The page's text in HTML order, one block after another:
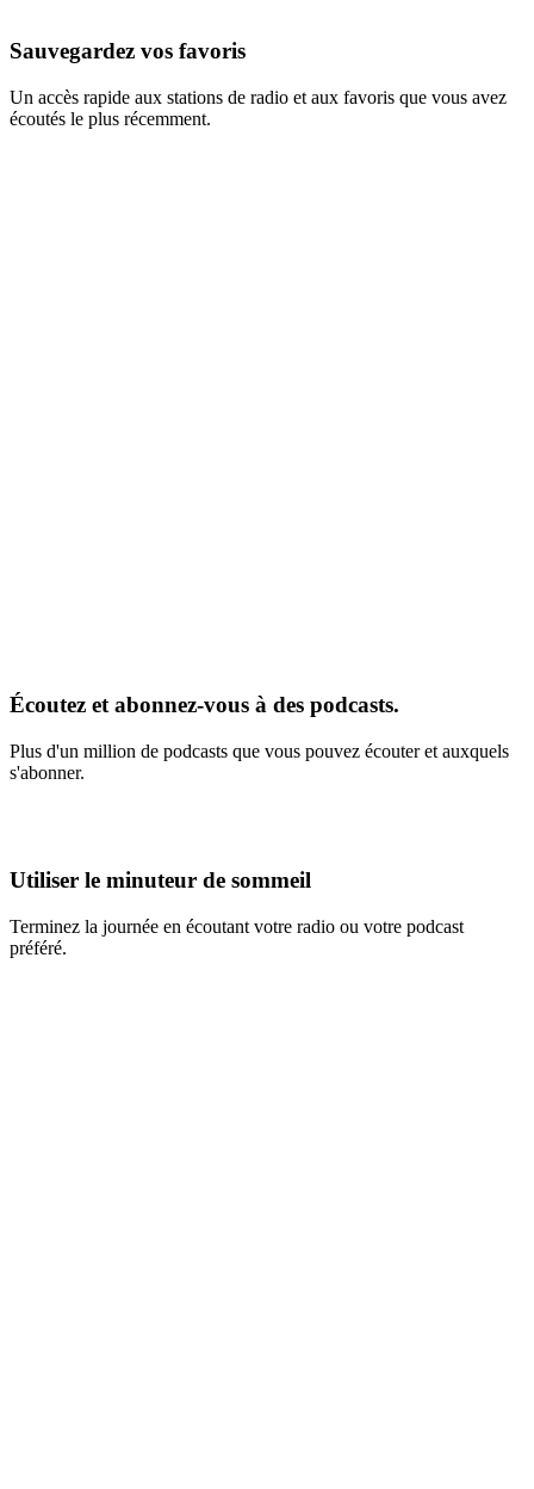
Sauvegardez vos favoris
Un accès rapide aux stations de radio et aux favoris que vous avez
écoutés le plus récemment.
Écoutez et abonnez-vous à des podcasts.
Plus d'un million de podcasts que vous pouvez écouter et auxquels
s'abonner.
Utiliser le minuteur de sommeil
Terminez la journée en écoutant votre radio ou votre podcast
préféré.